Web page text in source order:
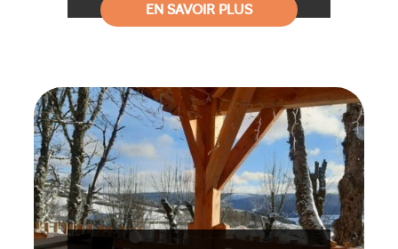
EN SAVOIR PLUS